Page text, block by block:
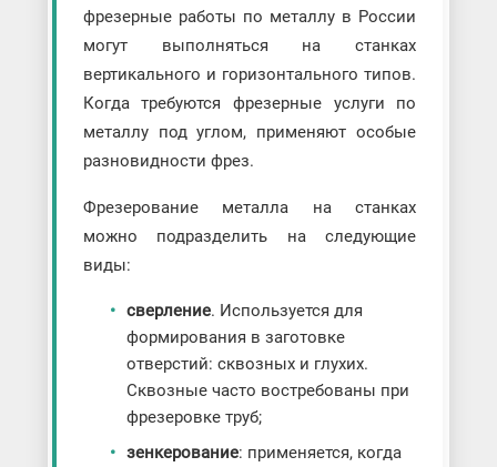
фрезерные работы по металлу в России
могут выполняться на станках
вертикального и горизонтального типов.
Когда требуются фрезерные услуги по
металлу под углом, применяют особые
разновидности фрез.
Фрезерование металла на станках
можно подразделить на следующие
виды:
сверление. Используется для
формирования в заготовке
отверстий: сквозных и глухих.
Сквозные часто востребованы при
фрезеровке труб;
зенкерование: применяется, когда